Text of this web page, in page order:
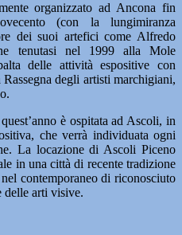
organizzato ad Ancona fin
(con la lungimiranza
dei suoi artefici come Alfredo
tenutasi nel 1999 alla Mole
delle attività espositive con
degli artisti marchigiani,
è ospitata ad Ascoli, in
che verrà individuata ogni
La locazione di Ascoli Piceno
in una città di recente tradizione
contemporaneo di riconosciuto
delle arti visive.